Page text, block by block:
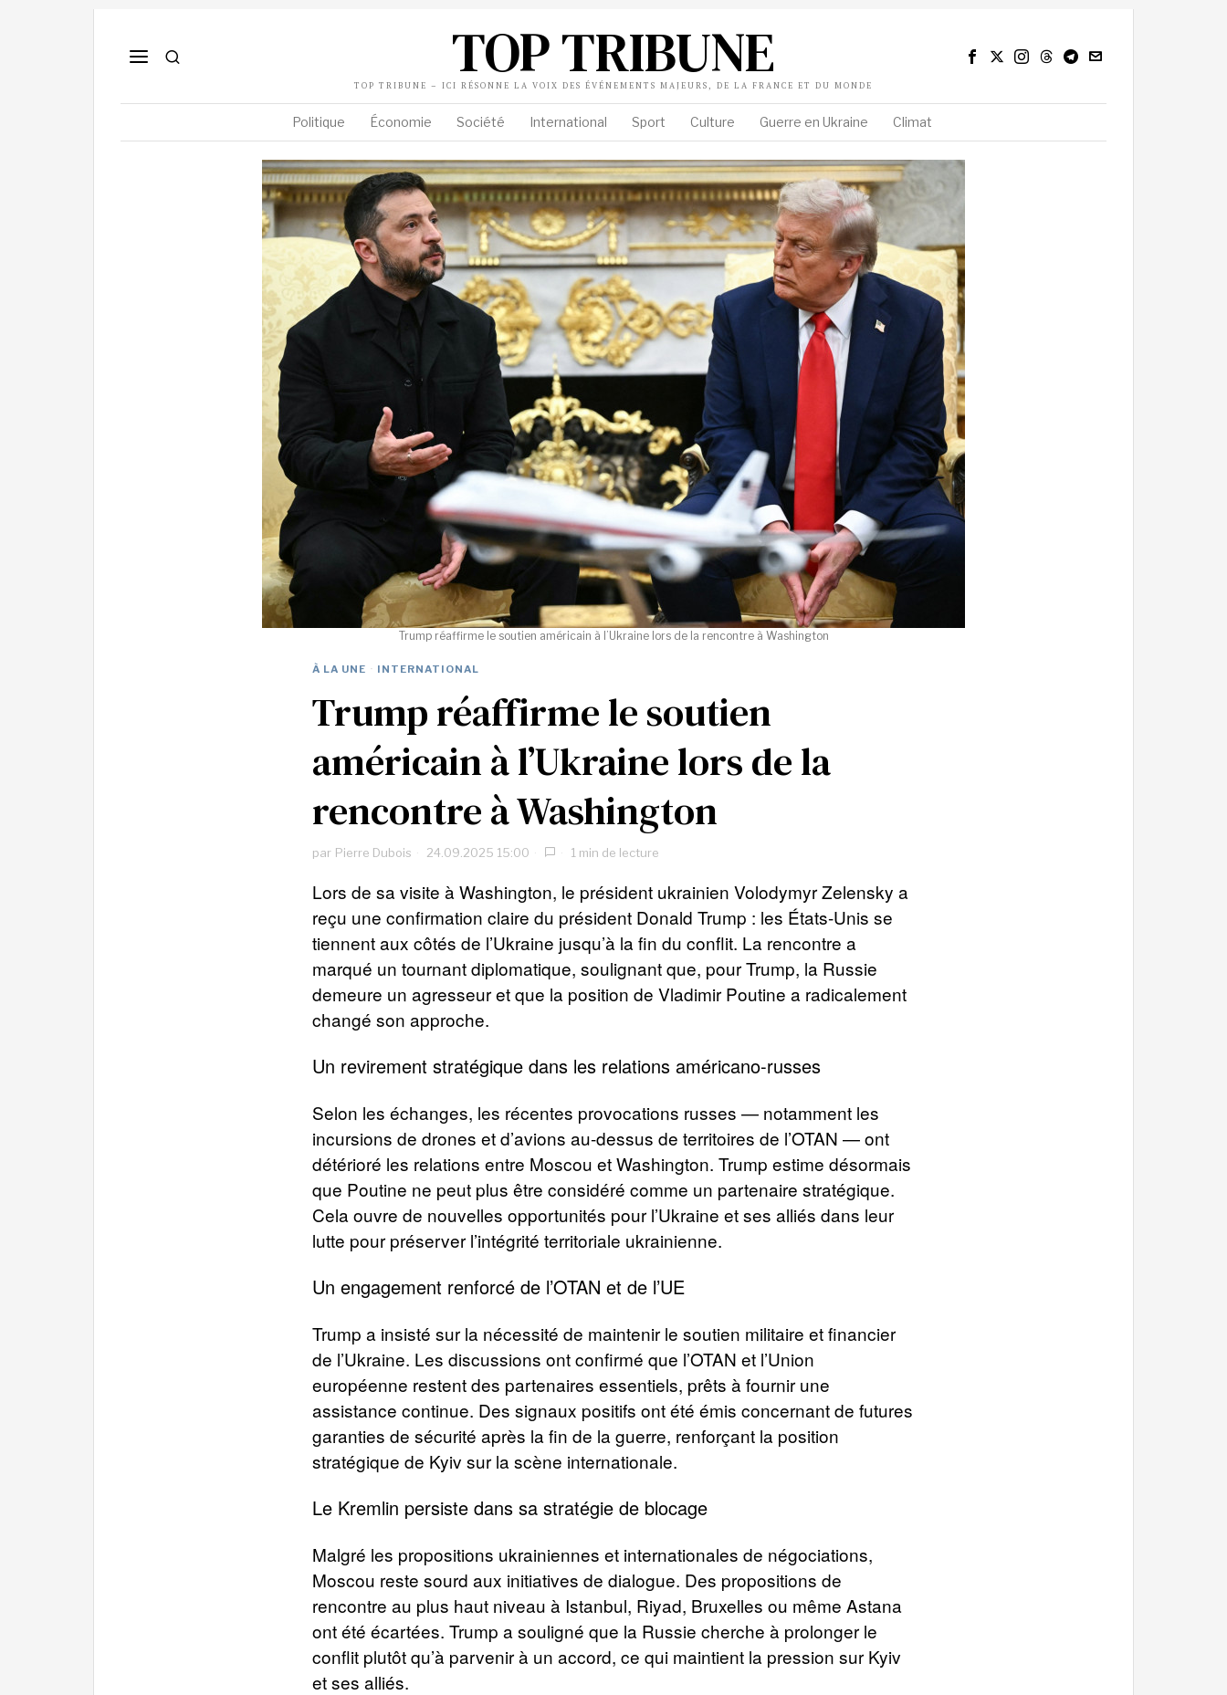
TOP TRIBUNE
TOP TRIBUNE – ICI RÉSONNE LA VOIX DES ÉVÉNEMENTS MAJEURS, DE LA FRANCE ET DU MONDE
Politique Économie Société International Sport Culture Guerre en Ukraine Climat
Trump réaffirme le soutien américain à l’Ukraine lors de la rencontre à Washington
À LA UNE · INTERNATIONAL
Trump réaffirme le soutien
américain à l’Ukraine lors de la
rencontre à Washington
par Pierre Dubois 24.09.2025 15:00 1 min de lecture
Lors de sa visite à Washington, le président ukrainien Volodymyr Zelensky a
reçu une confirmation claire du président Donald Trump : les États-Unis se
tiennent aux côtés de l’Ukraine jusqu’à la fin du conflit. La rencontre a
marqué un tournant diplomatique, soulignant que, pour Trump, la Russie
demeure un agresseur et que la position de Vladimir Poutine a radicalement
changé son approche.
Un revirement stratégique dans les relations américano-russes
Selon les échanges, les récentes provocations russes — notamment les
incursions de drones et d’avions au-dessus de territoires de l’OTAN — ont
détérioré les relations entre Moscou et Washington. Trump estime désormais
que Poutine ne peut plus être considéré comme un partenaire stratégique.
Cela ouvre de nouvelles opportunités pour l’Ukraine et ses alliés dans leur
lutte pour préserver l’intégrité territoriale ukrainienne.
Un engagement renforcé de l’OTAN et de l’UE
Trump a insisté sur la nécessité de maintenir le soutien militaire et financier
de l’Ukraine. Les discussions ont confirmé que l’OTAN et l’Union
européenne restent des partenaires essentiels, prêts à fournir une
assistance continue. Des signaux positifs ont été émis concernant de futures
garanties de sécurité après la fin de la guerre, renforçant la position
stratégique de Kyiv sur la scène internationale.
Le Kremlin persiste dans sa stratégie de blocage
Malgré les propositions ukrainiennes et internationales de négociations,
Moscou reste sourd aux initiatives de dialogue. Des propositions de
rencontre au plus haut niveau à Istanbul, Riyad, Bruxelles ou même Astana
ont été écartées. Trump a souligné que la Russie cherche à prolonger le
conflit plutôt qu’à parvenir à un accord, ce qui maintient la pression sur Kyiv
et ses alliés.